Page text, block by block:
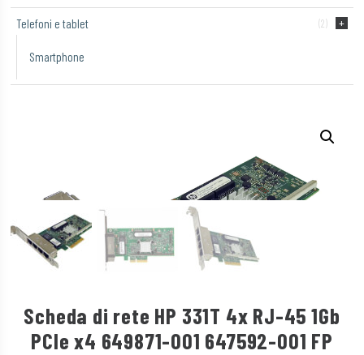
Telefoni e tablet (2)
Smartphone
Scheda di rete HP 331T 4x RJ-45 1Gb
PCIe x4 649871-001 647592-001 FP